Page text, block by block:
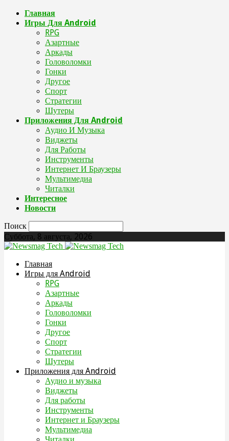
Главная
Игры Для Android
RPG
Азартные
Аркады
Головоломки
Гонки
Другое
Спорт
Стратегии
Шутеры
Приложения Для Android
Аудио И Музыка
Виджеты
Для Работы
Инструменты
Интернет И Браузеры
Мультимедиа
Читалки
Интересное
Новости
Поиск
Суббота, 8 августа, 2026
Главная
Игры для Android
RPG
Азартные
Аркады
Головоломки
Гонки
Другое
Спорт
Стратегии
Шутеры
Приложения для Android
Аудио и музыка
Виджеты
Для работы
Инструменты
Интернет и Браузеры
Мультимедиа